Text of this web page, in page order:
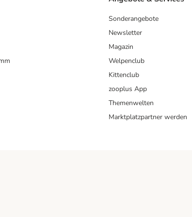
Sonderangebote
Newsletter
Magazin
Welpenclub
Kittenclub
zooplus App
Themenwelten
Marktplatzpartner werden